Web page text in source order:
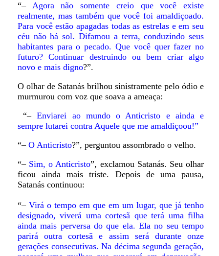
“– Agora não somente creio que você existe
realmente, mas também que você foi amaldiçoado.
Para você estão apagadas todas as estrelas e em seu
céu não há sol. Difamou a terra, conduzindo seus
habitantes para o pecado. Que você quer fazer no
futuro? Continuar destruindo ou bem criar algo
novo e mais digno?”.
O olhar de Satanás brilhou sinistramente pelo ódio e
murmurou com voz que soava a ameaça:
“–Enviarei ao mundo o Anticristo e ainda e
sempre lutarei contra Aquele que me amaldiçoou!”
“– O Anticristo?”, perguntou assombrado o velho.
“– Sim, o Anticristo”, exclamou Satanás. Seu olhar
ficou ainda mais triste. Depois de uma pausa,
Satanás continuou:
“– Virá o tempo em que em um lugar, que já tenho
designado, viverá uma cortesã que terá uma filha
ainda mais perversa do que ela. Ela no seu tempo
parirá outra cortesã e assim será durante onze
gerações consecutivas. Na décima segunda geração,